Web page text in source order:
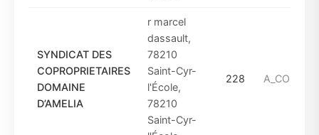
SYNDICAT DES
COPROPRIETAIRES
DOMAINE
D’AMELIA
r marcel
dassault,
78210
Saint-Cyr-
l'École,
78210
Saint-Cyr-
228